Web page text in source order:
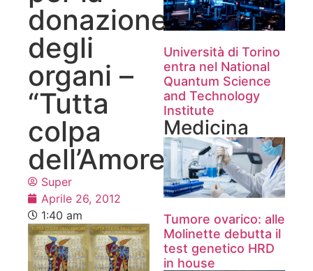
donazione
degli
organi –
“Tutta
colpa
dell’Amore”
Super
Aprile 26, 2012
1:40 am
Università di Torino
entra nel National
Quantum Science
and Technology
Institute
Medicina
Tumore ovarico: alle
Molinette debutta il
test genetico HRD
in house